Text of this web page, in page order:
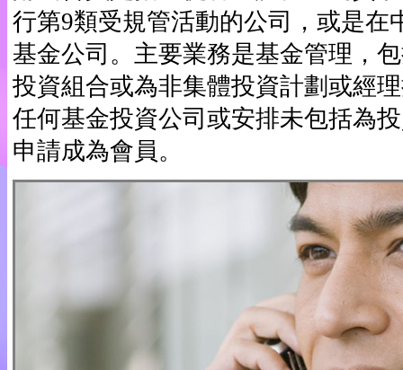
行第9類受規管活動的公司，或是在
基金公司。主要業務是基金管理，
投資組合或為非集體投資計劃或經
任何基金投資公司或安排未包括為
申請成為會員。